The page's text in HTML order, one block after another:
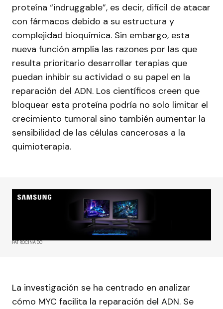
proteína “indruggable”, es decir, difícil de atacar
con fármacos debido a su estructura y
complejidad bioquímica. Sin embargo, esta
nueva función amplía las razones por las que
resulta prioritario desarrollar terapias que
puedan inhibir su actividad o su papel en la
reparación del ADN. Los científicos creen que
bloquear esta proteína podría no solo limitar el
crecimiento tumoral sino también aumentar la
sensibilidad de las células cancerosas a la
quimioterapia.
PATROCINADO
La investigación se ha centrado en analizar
cómo MYC facilita la reparación del ADN. Se